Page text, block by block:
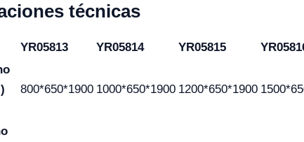
técnicas
YR05813 YR05814 YR05815
800*650*1900 1000*650*1900 1200*650*1900